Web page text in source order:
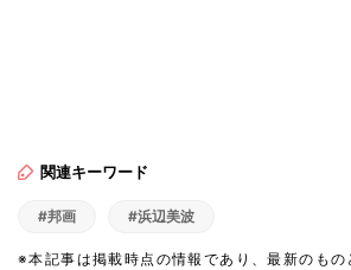
関連キーワード
#邦画 #浜辺美波
※本記事は掲載時点の情報であり、最新のもの